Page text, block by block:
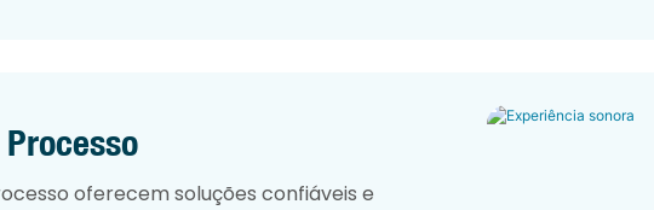
oferecem soluções confiáveis ​​e